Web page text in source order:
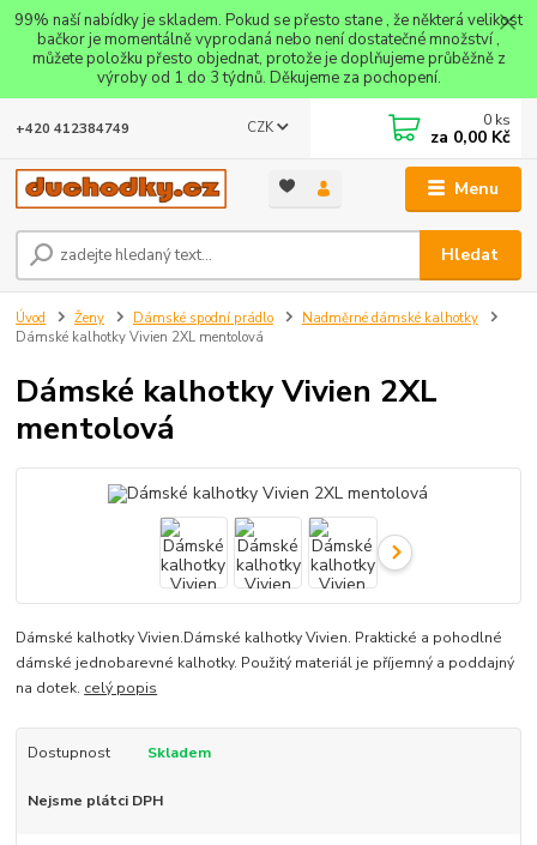
99% naší nabídky je skladem. Pokud se přesto stane , že některá velikost
bačkor je momentálně vyprodaná nebo není dostatečné množství ,
můžete položku přesto objednat, protože je doplňujeme průběžně z
výroby od 1 do 3 týdnů. Děkujeme za pochopení.
Menu
CZK
Hledat
+420 412384749 0 ks
za 0,00 Kč
Úvod Ženy Dámské spodní prádlo
Nadměrné dámské kalhotky
Dámské kalhotky Vivien 2XL mentolová
Dámské kalhotky Vivien 2XL
mentolová
Dámské kalhotky Vivien.Dámské kalhotky Vivien. Praktické a pohodlné
dámské jednobarevné kalhotky. Použitý materiál je příjemný a poddajný
na dotek. celý popis
Dostupnost Skladem
Nejsme plátci DPH